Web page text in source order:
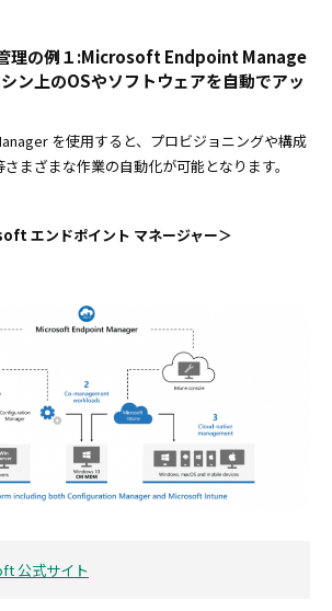
理の例１:Microsoft Endpoint Manage
ン上のOSやソフトウェアを自動でアッ
を使用すると、プロビジョニングや構成
まざまな作業の自動化が可能となります。
エンドポイント マネージャー＞
公式サイト